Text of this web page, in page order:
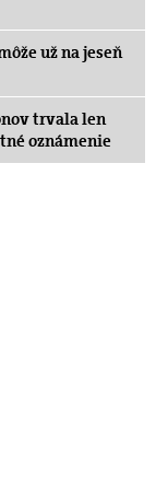
už na jeseň
trvala len
oznámenie